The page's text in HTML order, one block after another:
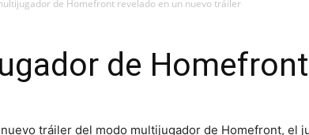
de Homefront revelado en un nuevo tráiler
de
tráiler del modo multijugador de Homefront, el